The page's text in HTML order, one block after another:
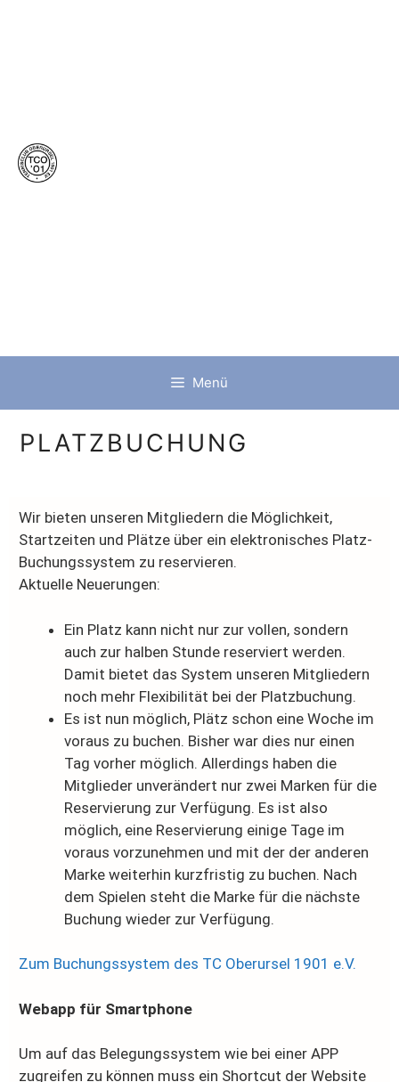
Menü
PLATZBUCHUNG
Wir bieten unseren Mitgliedern die Möglichkeit,
Startzeiten und Plätze über ein elektronisches Platz-
Buchungssystem zu reservieren.
Aktuelle Neuerungen:
Ein Platz kann nicht nur zur vollen, sondern
auch zur halben Stunde reserviert werden.
Damit bietet das System unseren Mitgliedern
noch mehr Flexibilität bei der Platzbuchung.
Es ist nun möglich, Plätz schon eine Woche im
voraus zu buchen. Bisher war dies nur einen
Tag vorher möglich. Allerdings haben die
Mitglieder unverändert nur zwei Marken für die
Reservierung zur Verfügung. Es ist also
möglich, eine Reservierung einige Tage im
voraus vorzunehmen und mit der der anderen
Marke weiterhin kurzfristig zu buchen. Nach
dem Spielen steht die Marke für die nächste
Buchung wieder zur Verfügung.
Zum Buchungssystem des TC Oberursel 1901 e.V.
Webapp für Smartphone
Um auf das Belegungssystem wie bei einer APP
zugreifen zu können muss ein Shortcut der Website